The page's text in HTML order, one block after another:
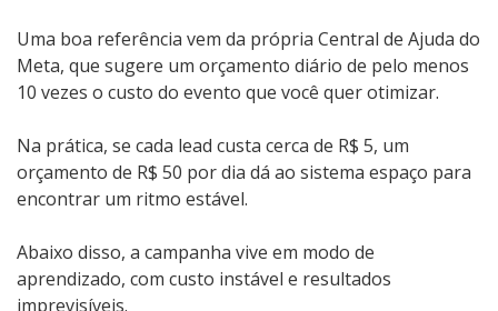
Uma boa referência vem da própria Central de Ajuda do
Meta, que sugere um orçamento diário de pelo menos
10 vezes o custo do evento que você quer otimizar.
Na prática, se cada lead custa cerca de R$ 5, um
orçamento de R$ 50 por dia dá ao sistema espaço para
encontrar um ritmo estável.
Abaixo disso, a campanha vive em modo de
aprendizado, com custo instável e resultados
imprevisíveis.